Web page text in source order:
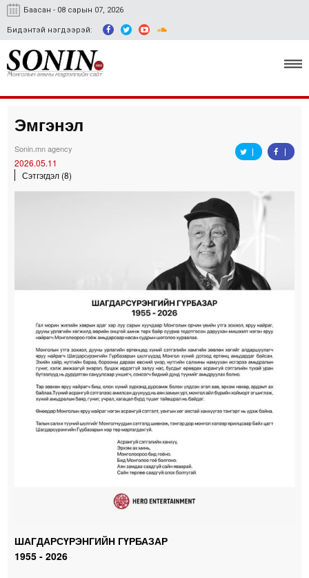
Баасан - 08 сарын 07, 2026
Бидэнтэй нэгдээрэй:
Эмгэнэл
Sonin.mn agency
2026.05.11
Сэтгэгдэл (8)
ШАГДАРСҮРЭНГИЙН ГҮРБАЗАР
1955 - 2026